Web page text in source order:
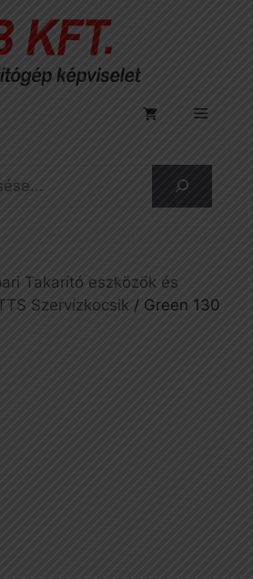
Menü
Takarító eszközök és
Szervízkocsik / Green 130